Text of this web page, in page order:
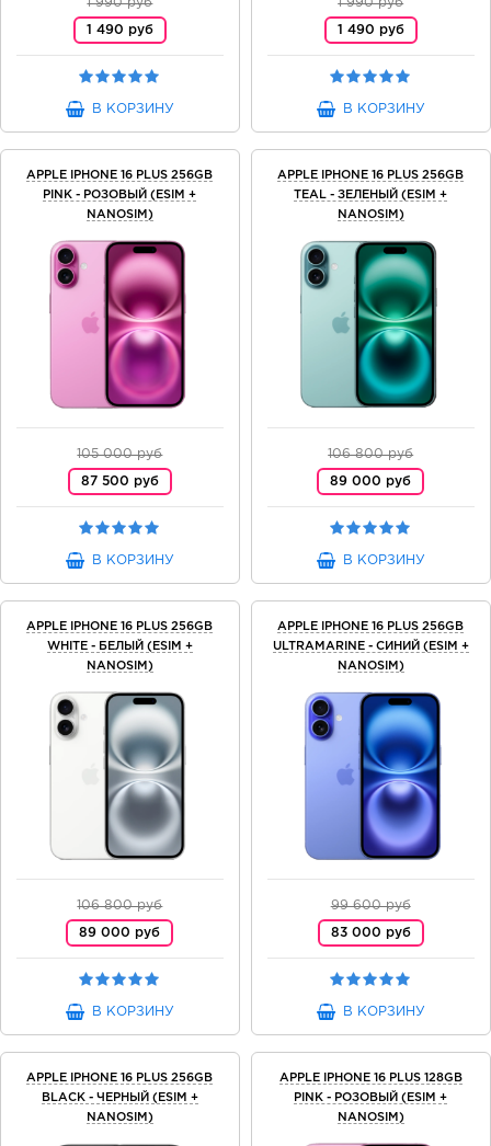
1 990 руб
1 490 руб
В КОРЗИНУ
1 990 руб
1 490 руб
В КОРЗИНУ
APPLE IPHONE 16 PLUS 256GB
PINK - РОЗОВЫЙ (ESIM +
NANOSIM)
105 000 руб
87 500 руб
В КОРЗИНУ
APPLE IPHONE 16 PLUS 256GB
TEAL - ЗЕЛЕНЫЙ (ESIM +
NANOSIM)
106 800 руб
89 000 руб
В КОРЗИНУ
APPLE IPHONE 16 PLUS 256GB
WHITE - БЕЛЫЙ (ESIM +
NANOSIM)
106 800 руб
89 000 руб
В КОРЗИНУ
APPLE IPHONE 16 PLUS 256GB
ULTRAMARINE - СИНИЙ (ESIM +
NANOSIM)
99 600 руб
83 000 руб
В КОРЗИНУ
APPLE IPHONE 16 PLUS 256GB
BLACK - ЧЕРНЫЙ (ESIM +
NANOSIM)
APPLE IPHONE 16 PLUS 128GB
PINK - РОЗОВЫЙ (ESIM +
NANOSIM)